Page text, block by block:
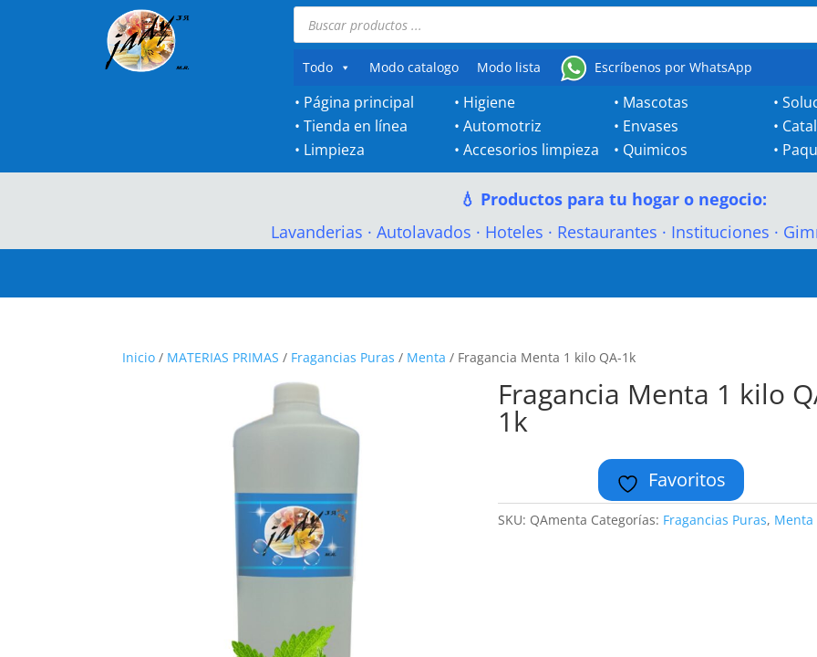
Búsqueda
productos
Todo
Modo catalogo Modo lista Escríbenos por WhatsApp
• Página principal
•Tienda en línea
• Limpieza
• Higiene
•Automotriz
•Accesorios limpieza
• Mascotas
• Envases
• Quimicos
•
•
•
💧 Productos para tu hogar o negocio:
Lavanderias · Autolavados · Hoteles · Restaurantes · Instituciones ·
Inicio / MATERIAS PRIMAS / Fragancias Puras / Menta / Fragancia Menta 1 kilo QA-1k
Fragancia Menta 1 kilo
1k
Favoritos
SKU: QAmenta Categorías: Fragancias Puras, Menta